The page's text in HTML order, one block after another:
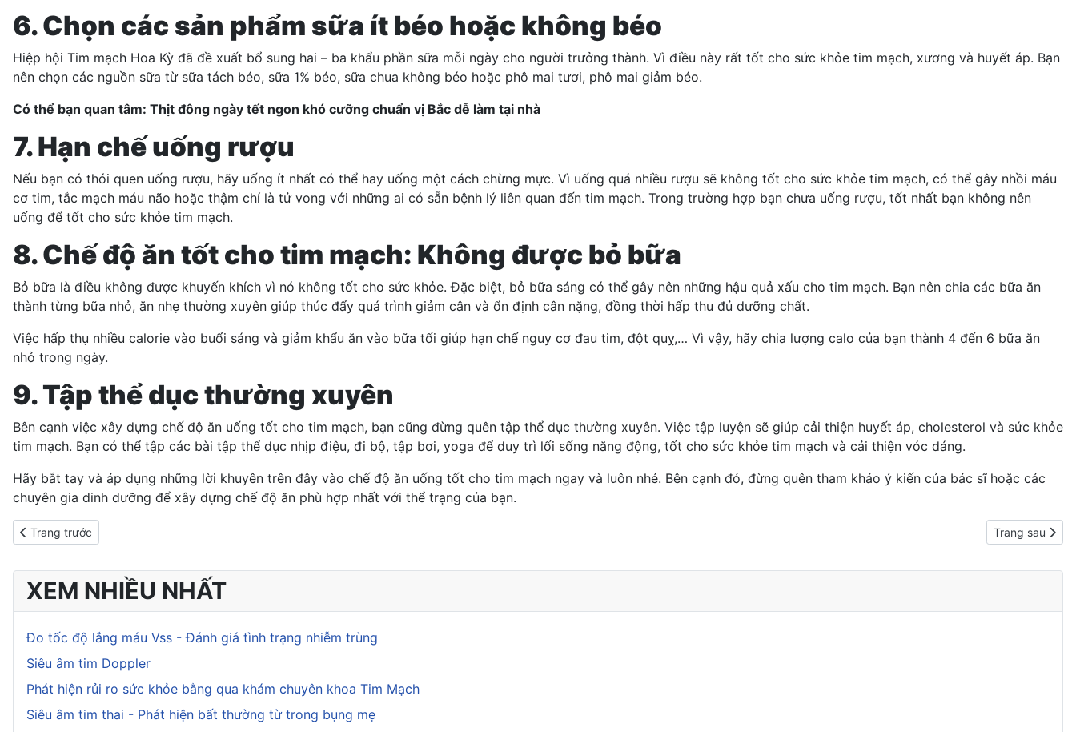
6. Chọn các sản phẩm sữa ít béo hoặc không béo
Hiệp hội Tim mạch Hoa Kỳ đã đề xuất bổ sung hai – ba khẩu phần sữa mỗi ngày cho người trưởng thành. Vì điều này rất tốt cho sức khỏe tim mạch, xương và huyết áp. Bạn
nên chọn các nguồn sữa từ sữa tách béo, sữa 1% béo, sữa chua không béo hoặc phô mai tươi, phô mai giảm béo.
Có thể bạn quan tâm: Thịt đông ngày tết ngon khó cưỡng chuẩn vị Bắc dễ làm tại nhà
7. Hạn chế uống rượu
Nếu bạn có thói quen uống rượu, hãy uống ít nhất có thể hay uống một cách chừng mực. Vì uống quá nhiều rượu sẽ không tốt cho sức khỏe tim mạch, có thể gây nhồi máu
cơ tim, tắc mạch máu não hoặc thậm chí là tử vong với những ai có sẵn bệnh lý liên quan đến tim mạch. Trong trường hợp bạn chưa uống rượu, tốt nhất bạn không nên
uống để tốt cho sức khỏe tim mạch.
8. Chế độ ăn tốt cho tim mạch: Không được bỏ bữa
Bỏ bữa là điều không được khuyến khích vì nó không tốt cho sức khỏe. Đặc biệt, bỏ bữa sáng có thể gây nên những hậu quả xấu cho tim mạch. Bạn nên chia các bữa ăn
thành từng bữa nhỏ, ăn nhẹ thường xuyên giúp thúc đẩy quá trình giảm cân và ổn định cân nặng, đồng thời hấp thu đủ dưỡng chất.
Việc hấp thụ nhiều calorie vào buổi sáng và giảm khẩu ăn vào bữa tối giúp hạn chế nguy cơ đau tim, đột quỵ,… Vì vậy, hãy chia lượng calo của bạn thành 4 đến 6 bữa ăn
nhỏ trong ngày.
9. Tập thể dục thường xuyên
Bên cạnh việc xây dựng chế độ ăn uống tốt cho tim mạch, bạn cũng đừng quên tập thể dục thường xuyên. Việc tập luyện sẽ giúp cải thiện huyết áp, cholesterol và sức khỏe
tim mạch. Bạn có thể tập các bài tập thể dục nhịp điệu, đi bộ, tập bơi, yoga để duy trì lối sống năng động, tốt cho sức khỏe tim mạch và cải thiện vóc dáng.
Hãy bắt tay và áp dụng những lời khuyên trên đây vào chế độ ăn uống tốt cho tim mạch ngay và luôn nhé. Bên cạnh đó, đừng quên tham khảo ý kiến của bác sĩ hoặc các
chuyên gia dinh dưỡng để xây dựng chế độ ăn phù hợp nhất với thể trạng của bạn.
Previous article: Bí quyết giúp bạn chuẩn bị bữa ăn vừa nhanh gọn lại ngon lành
Trang trước Next article:
Trang sau
XEM NHIỀU NHẤT
Đo tốc độ lắng máu Vss - Đánh giá tình trạng nhiễm trùng
Siêu âm tim Doppler
Phát hiện rủi ro sức khỏe bằng qua khám chuyên khoa Tim Mạch
Siêu âm tim thai - Phát hiện bất thường từ trong bụng mẹ